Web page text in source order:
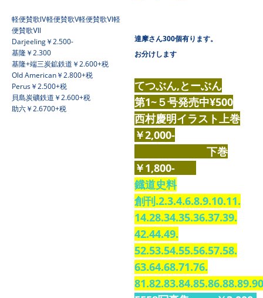
軽便賛歌Ⅳ軽便賛歌V軽便賛歌Ⅵ軽
便賛歌Ⅶ
Darjeeling￥2.500-
基隆￥2.300
基隆+端三炭鉱鉄道￥2.600+税
Old American￥2.800+税
Perus￥2.500+税
貝島炭礦鉄道￥2.600+税
助六￥2.6700+税
達摩さん300個有ります。
お分けします
てつぶん,とーぶん
第1~５号発売中¥500
西村慶明イラスト上巻
￥2,000-
下巻
￥1,800-
鐡道史料
創刊.2.3.4.6.8.9.10.11.
14.28.34.35.36.37.39.
42.44.49.
52.53.54.55.56.57.58.
63.64.68.71.76.